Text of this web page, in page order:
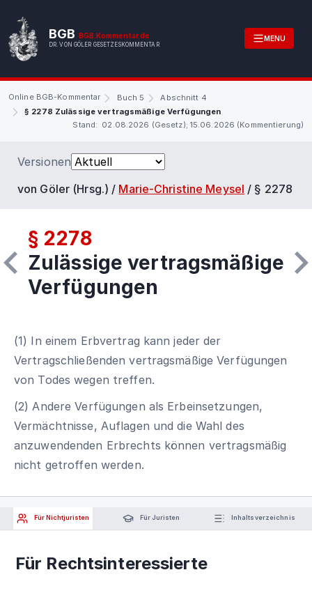
BGB BGB.Kommentar.de
DR. VON GÖLER GESETZESKOMMENTAR
MENU
Online BGB-Kommentar Buch 5
Abschnitt 4
§ 2278 Zulässige vertragsmäßige Verfügungen
Stand: 02.08.2026 (Gesetz); 15.06.2026 (Kommentierung)
Versionen
von Göler (Hrsg.) / Marie-Christine Meysel / § 2278
§ 2278
Zulässige vertragsmäßige
Verfügungen
(1) In einem Erbvertrag kann jeder der
Vertragschließenden vertragsmäßige Verfügungen
von Todes wegen treffen.
(2) Andere Verfügungen als Erbeinsetzungen,
Vermächtnisse, Auflagen und die Wahl des
anzuwendenden Erbrechts können vertragsmäßig
nicht getroffen werden.
Für Nichtjuristen Für Juristen Inhaltsverzeichnis
Für Rechtsinteressierte